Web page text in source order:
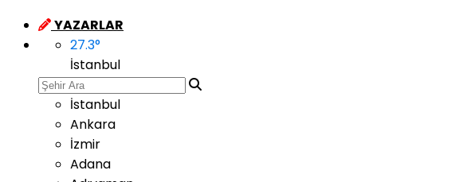
YAZARLAR
27.3°
İstanbul
İstanbul
Ankara
İzmir
Adana